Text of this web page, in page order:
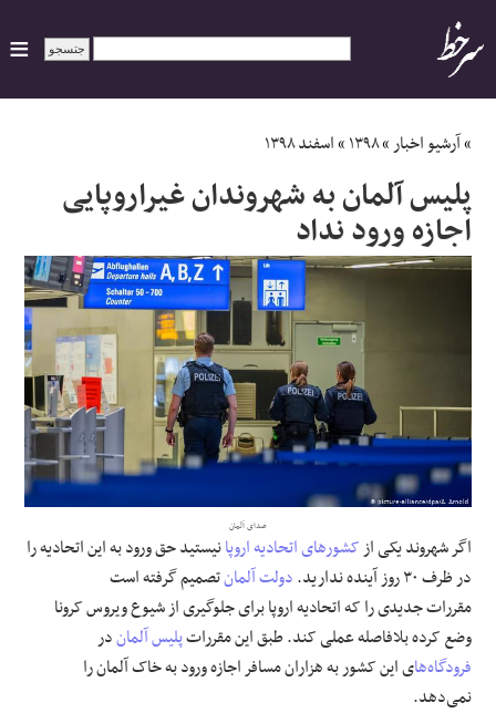
ایران
سیاسی
اقتصاد
اجتماعی
حوادث
علوم و فن آوری
فرهنگی و هنری
مقالات
»آرشیو اخبار»۱۳۹۸»اسفند ۱۳۹۸
پلیس آلمان به شهروندان غیراروپایی
اجازه ورود نداد
صدای آلمان
اگر شهروند یکی ازکشورهای اتحادیه اروپانیستید حق ورود به این اتحادیه را
در ظرف ۳۰ روز آینده ندارید.
دولت آلمانتصمیم گرفته است
مقررات جدیدی را که اتحادیه اروپا برای جلوگیری از شیوع ویروس کرونا
وضع کرده بلافاصله عملی کند. طبق این مقرراتپلیس آلماندر
فرودگاه‌های این کشور به هزاران مسافر اجازه ورود به خاک آلمان را
نمی‌دهد.